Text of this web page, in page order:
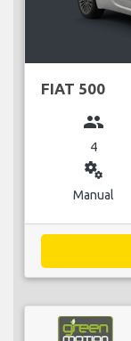
FIAT 500
group
4
miscellaneous_services
Manual